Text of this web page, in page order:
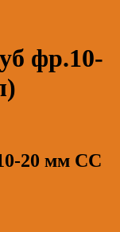
фр.10-
20 мм СС